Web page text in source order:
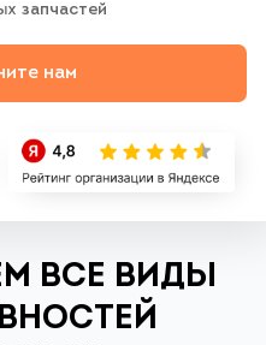
запчастей
нам
ВСЕ ВИДЫ